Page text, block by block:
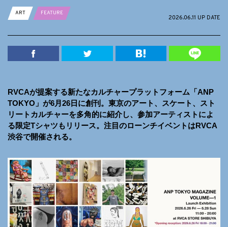
ART
FEATURE
2026.06.11 UP DATE
RVCAが提案する新たなカルチャープラットフォーム「ANP
TOKYO」が6月26日に創刊。東京のアート、スケート、スト
リートカルチャーを多角的に紹介し、参加アーティストによ
る限定Tシャツもリリース。注目のローンチイベントはRVCA
渋谷で開催される。